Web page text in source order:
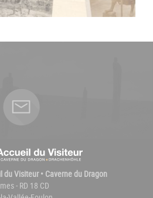
du Visiteur • Caverne du Dragon
- RD 18 CD